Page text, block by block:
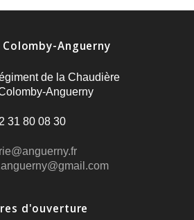
Anguerny
de la Chaudière
Anguerny
31 80 08 30
d'ouverture